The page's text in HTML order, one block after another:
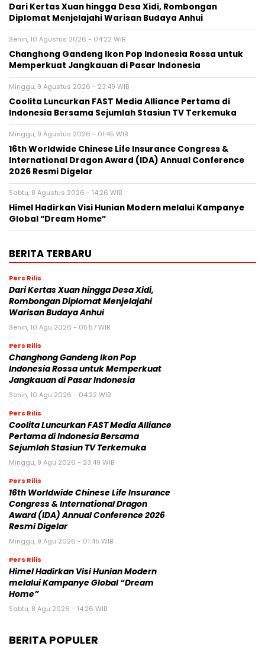
Dari Kertas Xuan hingga Desa Xidi, Rombongan
Diplomat Menjelajahi Warisan Budaya Anhui
Senin, 10 Agustus 2026 - 04:22 WIB
Changhong Gandeng Ikon Pop Indonesia Rossa untuk
Memperkuat Jangkauan di Pasar Indonesia
Minggu, 9 Agustus 2026 - 23:49 WIB
Coolita Luncurkan FAST Media Alliance Pertama di
Indonesia Bersama Sejumlah Stasiun TV Terkemuka
Minggu, 9 Agustus 2026 - 01:45 WIB
16th Worldwide Chinese Life Insurance Congress &
International Dragon Award (IDA) Annual Conference
2026 Resmi Digelar
Sabtu, 8 Agustus 2026 - 14:26 WIB
Himel Hadirkan Visi Hunian Modern melalui Kampanye
Global “Dream Home”
BERITA TERBARU
Pers Rilis
Dari Kertas Xuan hingga Desa Xidi,
Rombongan Diplomat Menjelajahi
Warisan Budaya Anhui
Senin, 10 Agu 2026 - 05:57 WIB
Pers Rilis
Changhong Gandeng Ikon Pop
Indonesia Rossa untuk Memperkuat
Jangkauan di Pasar Indonesia
Senin, 10 Agu 2026 - 04:22 WIB
Pers Rilis
Coolita Luncurkan FAST Media Alliance
Pertama di Indonesia Bersama
Sejumlah Stasiun TV Terkemuka
Minggu, 9 Agu 2026 - 23:49 WIB
Pers Rilis
16th Worldwide Chinese Life Insurance
Congress & International Dragon
Award (IDA) Annual Conference 2026
Resmi Digelar
Minggu, 9 Agu 2026 - 01:45 WIB
Pers Rilis
Himel Hadirkan Visi Hunian Modern
melalui Kampanye Global “Dream
Home”
Sabtu, 8 Agu 2026 - 14:26 WIB
BERITA POPULER